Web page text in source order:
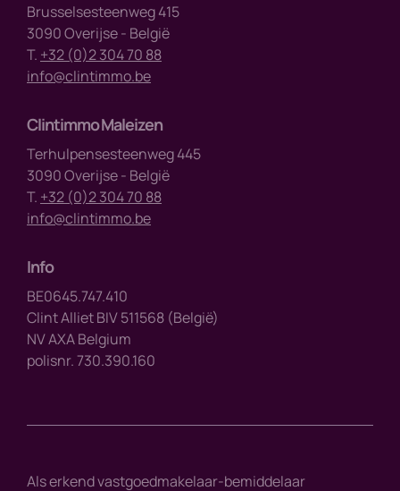
Brusselsesteenweg 415
3090 Overijse - België
T. +32 (0)2 304 70 88
info@clintimmo.be
Info
BE0645.747.410
Clint Alliet BIV 511568 (België)
NV AXA Belgium
polisnr. 730.390.160
Clintimmo Maleizen
Terhulpensesteenweg 445
3090 Overijse - België
T. +32 (0)2 304 70 88
info@clintimmo.be
Als erkend vastgoedmakelaar-bemiddelaar